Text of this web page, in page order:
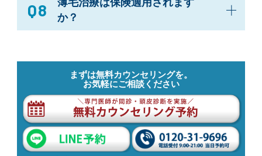
Q8
薄毛治療は保険適用されます
か？
まずは無料カウンセリングを。
お気軽にご相談ください